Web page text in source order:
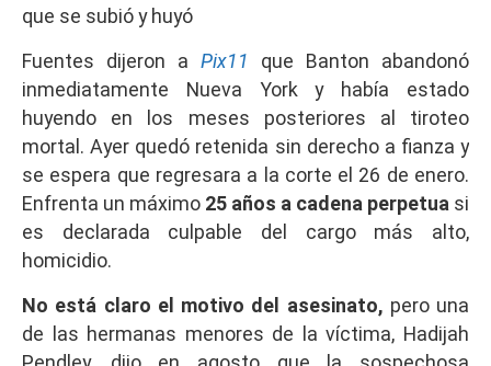
que se subió y huyó
Fuentes dijeron a Pix11 que Banton abandonó
inmediatamente Nueva York y había estado
huyendo en los meses posteriores al tiroteo
mortal. Ayer quedó retenida sin derecho a fianza y
se espera que regresara a la corte el 26 de enero.
Enfrenta un máximo 25 años a cadena perpetua si
es declarada culpable del cargo más alto,
homicidio.
No está claro el motivo del asesinato, pero una
de las hermanas menores de la víctima, Hadijah